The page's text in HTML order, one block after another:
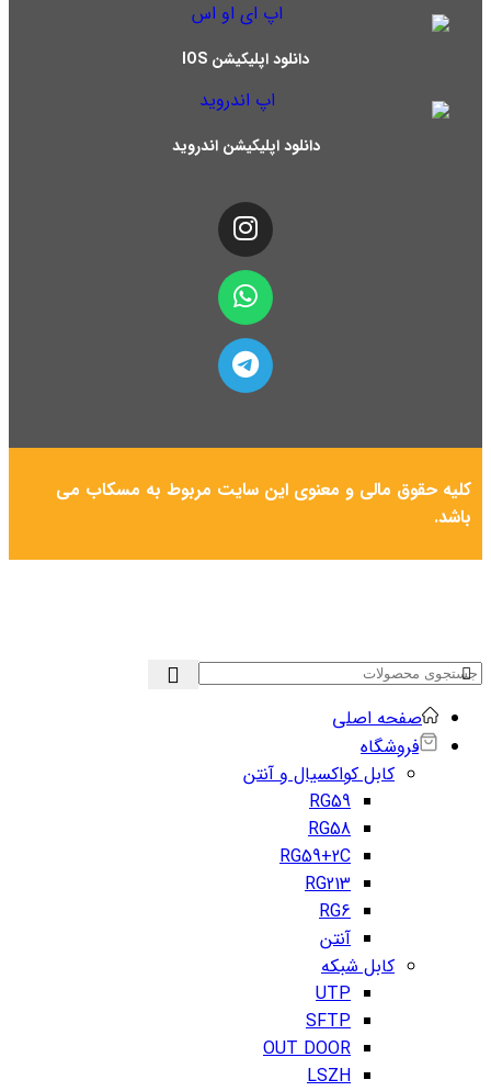
دانلود اپلیکیشن IOS
دانلود اپلیکیشن اندروید
کلیه حقوق مالی و معنوی این سایت مربوط به مسکاب می
باشد.
صفحه اصلی
فروشگاه
کابل کواکسیال و آنتن
RG59
RG58
RG59+2C
RG213
RG6
آنتن
کابل شبکه
UTP
SFTP
OUT DOOR
LSZH